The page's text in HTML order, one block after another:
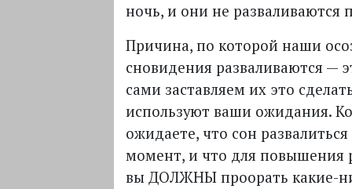
ночь, и они не разваливаются
Причина, по которой наши
сновидения разваливаются —
сами заставляем их это
используют ваши ожидания.
ожидаете, что сон
момент, и что для повышения
выДОЛЖНЫ проорать какие-